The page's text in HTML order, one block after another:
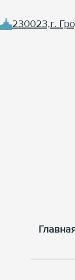
230023,г.